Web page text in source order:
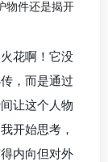
物件还是揭开
花啊！它没
，而是通过
让这个人物
开始思考，
内向但对外